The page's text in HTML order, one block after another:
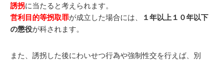
誘拐に当たると考えられます。
営利目的等拐取罪が成立した場合には、
１年以上１０年以下
の懲役が科されます。
また、誘拐した後にわいせつ行為や強制性交を行えば、別